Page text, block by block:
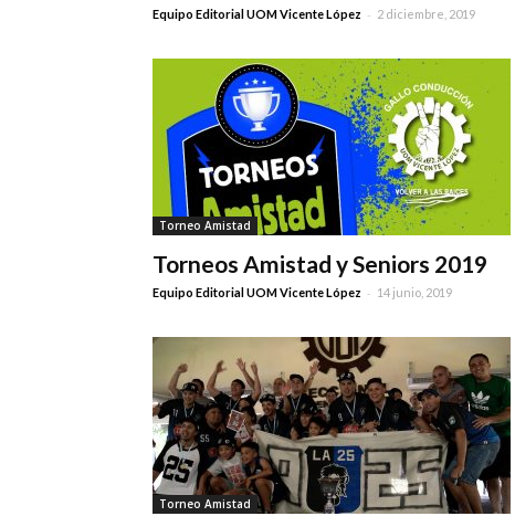
Equipo Editorial UOM Vicente López - 2 diciembre, 2019
Torneo Amistad
Torneos Amistad y Seniors 2019
Equipo Editorial UOM Vicente López - 14 junio, 2019
Torneo Amistad